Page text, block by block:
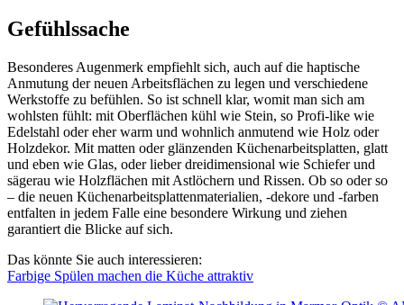
Gefühlssache
Besonderes Augenmerk empfiehlt sich, auch auf die haptische
Anmutung der neuen Arbeitsflächen zu legen und verschiedene
Werkstoffe zu befühlen. So ist schnell klar, womit man sich am
wohlsten fühlt: mit Oberflächen kühl wie Stein, so Profi-like wie
Edelstahl oder eher warm und wohnlich anmutend wie Holz oder
Holzdekor. Mit matten oder glänzenden Küchenarbeitsplatten, glatt
und eben wie Glas, oder lieber dreidimensional wie Schiefer und
sägerau wie Holzflächen mit Astlöchern und Rissen. Ob so oder so
– die neuen Küchenarbeitsplattenmaterialien, -dekore und -farben
entfalten in jedem Falle eine besondere Wirkung und ziehen
garantiert die Blicke auf sich.
Das könnte Sie auch interessieren:
Farbige Spülen machen die Küche attraktiv